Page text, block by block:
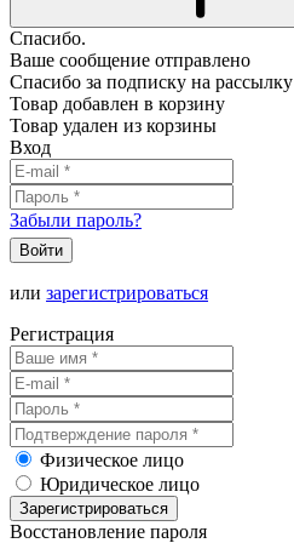
Спасибо.
Ваше сообщение отправлено
Спасибо за подписку на рассылку
Товар добавлен в корзину
Товар удален из корзины
Вход
Забыли пароль?
Войти
или зарегистрироваться
Регистрация
Физическое лицо
Юридическое лицо
Зарегистрироваться
Восстановление пароля